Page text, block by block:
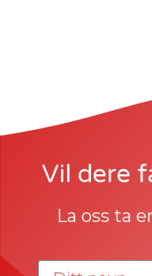
Vil dere
La oss ta